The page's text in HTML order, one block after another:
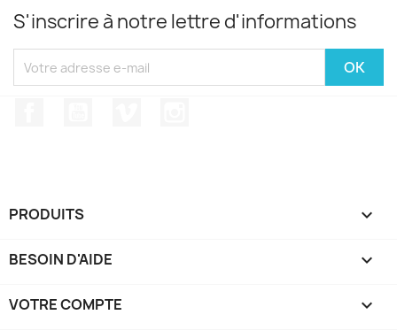
S'inscrire à notre lettre d'informations
PRODUITS 
BESOIN D'AIDE 
VOTRE COMPTE 